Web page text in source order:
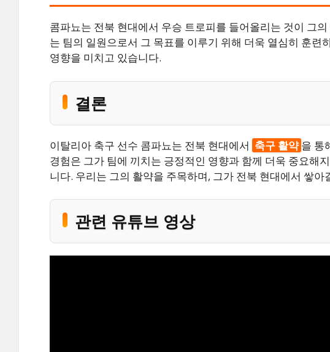
콤파뇨는 전북 현대에서 우승 트로피를 들어올리는 것이 그
는 팀의 일원으로서 그 목표를 이루기 위해 더욱 열심히 훈련
영향을 미치고 있습니다.
결론
이탈리아 축구 선수 콤파뇨는 전북 현대에서 축구 활약 을 통
경험은 그가 팀에 끼치는 긍정적인 영향과 함께 더욱 중요해
니다. 우리는 그의 활약을 주목하며, 그가 전북 현대에서 쌓
관련 유튜브 영상